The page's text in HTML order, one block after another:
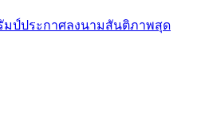
ป์ประกาศลงนามสันติภาพสุด